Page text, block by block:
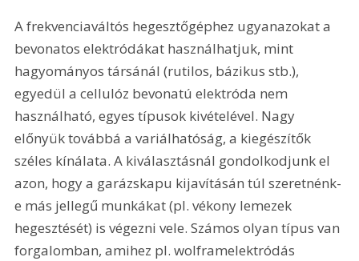
A frekvenciaváltós hegesztőgéphez ugyanazokat a
bevonatos elektródákat használhatjuk, mint
hagyományos társánál (rutilos, bázikus stb.),
egyedül a cellulóz bevonatú elektróda nem
használható, egyes típusok kivételével. Nagy
előnyük továbbá a variálhatóság, a kiegészítők
széles kínálata. A kiválasztásnál gondolkodjunk el
azon, hogy a garázskapu kijavításán túl szeretnénk-
e más jellegű munkákat (pl. vékony lemezek
hegesztését) is végezni vele. Számos olyan típus van
forgalomban, amihez pl. wolframelektródás